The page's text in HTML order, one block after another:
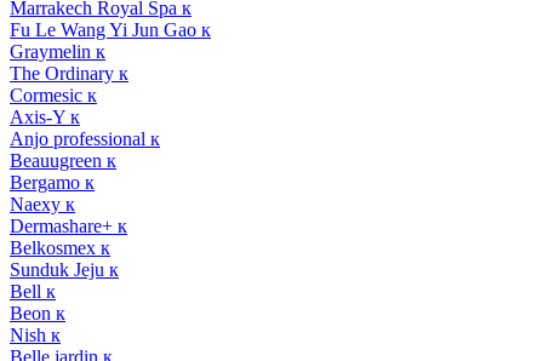
Marrakech Royal Spa к
Fu Le Wang Yi Jun Gao к
Graymelin к
The Ordinary к
Cormesic к
Axis-Y к
Anjo professional к
Beauugreen к
Bergamo к
Naexy к
Dermashare+ к
Belkosmex к
Sunduk Jeju к
Bell к
Beon к
Nish к
Belle jardin к